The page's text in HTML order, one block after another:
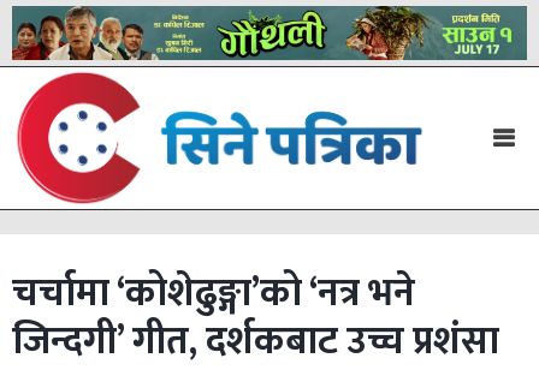
चर्चामा ‘कोशेढुङ्गा’को ‘नत्र भने
जिन्दगी’ गीत, दर्शकबाट उच्च प्रशंसा